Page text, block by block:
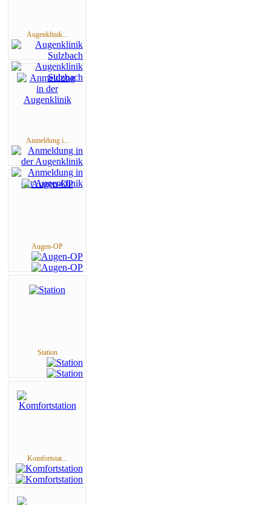
Augenklinik...
Anmeldung i...
Augen-OP
Station
Komfortstat...